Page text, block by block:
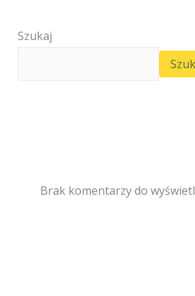
Szukaj
Brak komentarzy do